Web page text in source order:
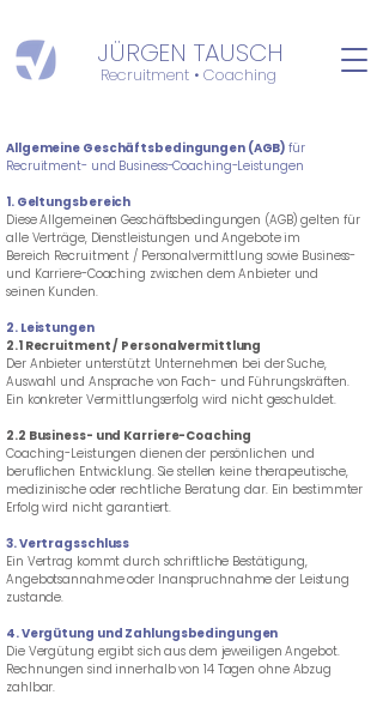
JÜRGEN TAUSCH
Recruitment • Coaching
Allgemeine Geschäftsbedingungen (AGB)für
Recruitment- und Business-Coaching-Leistungen
1. Geltungsbereich
Diese Allgemeinen Geschäftsbedingungen (AGB) gelten für
alle Verträge, Dienstleistungen und Angebote im
Bereich Recruitment / Personalvermittlung sowie Business-
und Karriere-Coaching zwischen dem Anbieter und
seinen Kunden.
2. Leistungen
2.1 Recruitment / Personalvermittlung
Der Anbieter unterstützt Unternehmen bei der Suche,
Auswahl und Ansprache von Fach- und Führungskräften.
Ein konkreter Vermittlungserfolg wird nicht geschuldet.
2.2 Business- und Karriere-Coaching
Coaching-Leistungen dienen der persönlichen und
beruflichen Entwicklung. Sie stellen keine therapeutische,
medizinische oder rechtliche Beratung dar. Ein bestimmter
Erfolg wird nicht garantiert.
3. Vertragsschluss
Ein Vertrag kommt durch schriftliche Bestätigung,
Angebotsannahme oder Inanspruchnahme der Leistung
zustande.
4. Vergütung und Zahlungsbedingungen
Die Vergütung ergibt sich aus dem jeweiligen Angebot.
Rechnungen sind innerhalb von 14 Tagen ohne Abzug
zahlbar.